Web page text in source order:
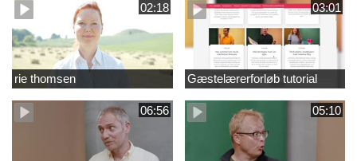
02:18
rie thomsen
03:01
Gæstelærerforløb tutorial
06:56 05:10